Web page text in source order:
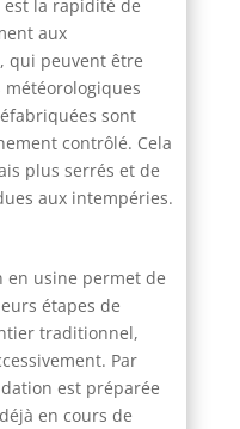
la rapidité de
aux
qui peuvent être
sont
contrôlé. Cela
plus serrés et de
aux intempéries.
en usine permet de
étapes de
traditionnel,
Par
est préparée
en cours de